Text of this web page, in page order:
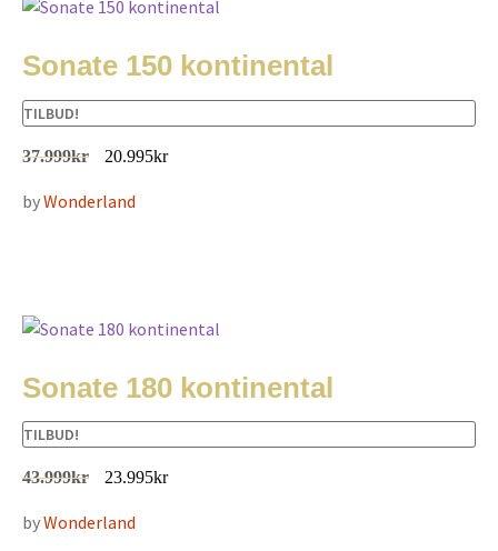
Sonate 150 kontinental
TILBUD!
37.999kr 20.995kr
byWonderland
Sonate 180 kontinental
TILBUD!
43.999kr 23.995kr
byWonderland